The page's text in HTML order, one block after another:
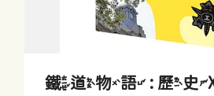
鐵道物語 : 歷史